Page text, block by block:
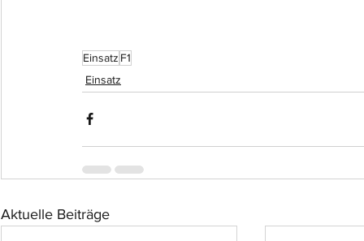
Einsatz F1
Einsatz
Aktuelle Beiträge